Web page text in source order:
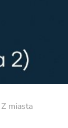
Z miasta